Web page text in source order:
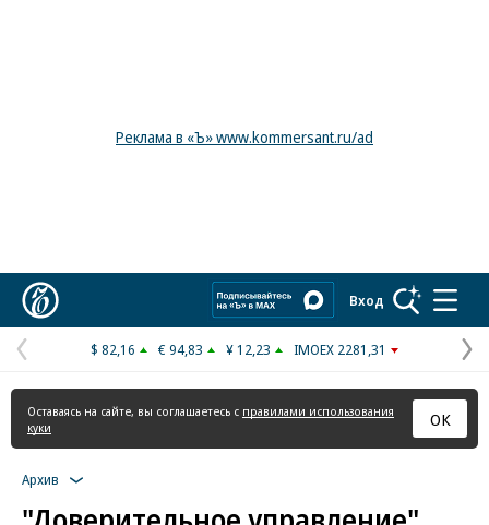
Реклама в «Ъ» www.kommersant.ru/ad
Вход
Предыдущая
страница
$ 82,16 € 94,83 ¥ 12,23 IMOEX 2281,31
Оставаясь на сайте, вы соглашаетесь с правилами использования
куки
ОК
Архив